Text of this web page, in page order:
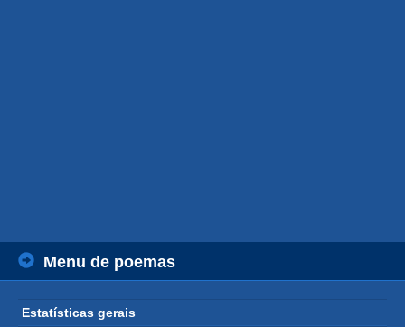
Menu de poemas
Estatísticas gerais